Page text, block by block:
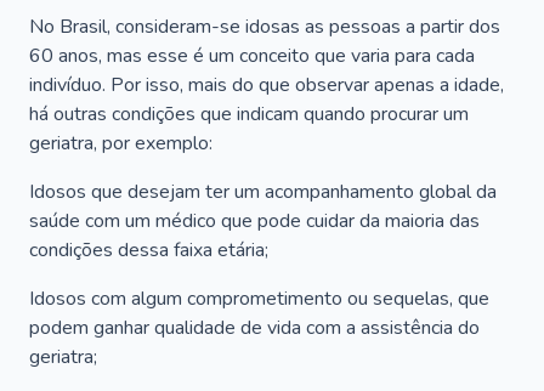
No Brasil, consideram-se idosas as pessoas a partir dos
60 anos, mas esse é um conceito que varia para cada
indivíduo. Por isso, mais do que observar apenas a idade,
há outras condições que indicam quando procurar um
geriatra, por exemplo:
Idosos que desejam ter um acompanhamento global da
saúde com um médico que pode cuidar da maioria das
condições dessa faixa etária;
Idosos com algum comprometimento ou sequelas, que
podem ganhar qualidade de vida com a assistência do
geriatra;